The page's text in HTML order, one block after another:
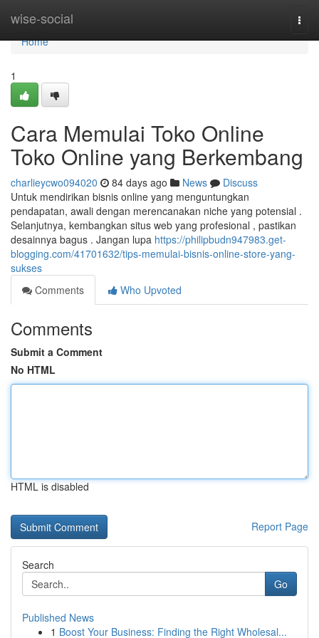
wise-social
Home
Home
1
Cara Memulai Toko Online
Toko Online yang Berkembang
charlieycwo094020 84 days ago News
Discuss
Untuk mendirikan bisnis online yang menguntungkan
pendapatan, awali dengan merencanakan niche yang potensial .
Selanjutnya, kembangkan situs web yang profesional , pastikan
desainnya bagus . Jangan lupa https://philipbudn947983.get-
blogging.com/41701632/tips-memulai-bisnis-online-store-yang-
sukses
Comments
Who Upvoted
Comments
Submit a Comment
No HTML
HTML is disabled
Report Page
Search
Go
Published News
1 Boost Your Business: Finding the Right Wholesal...